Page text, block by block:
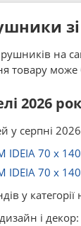
на
товару може
2026
у серпні
IDEIA 70 x
IDEIA 70 x
у категорії
і